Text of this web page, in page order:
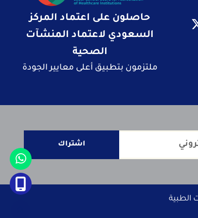
حاصلون على اعتماد المركز
السعودي لاعتماد المنشآت
الصحية
ملتزمون بتطبيق أعلى معايير الجودة
اشتراك